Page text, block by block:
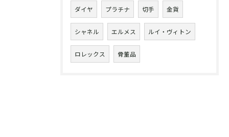
ダイヤ プラチナ 切手 金貨
シャネル エルメス ルイ・ヴィトン
ロレックス 骨董品